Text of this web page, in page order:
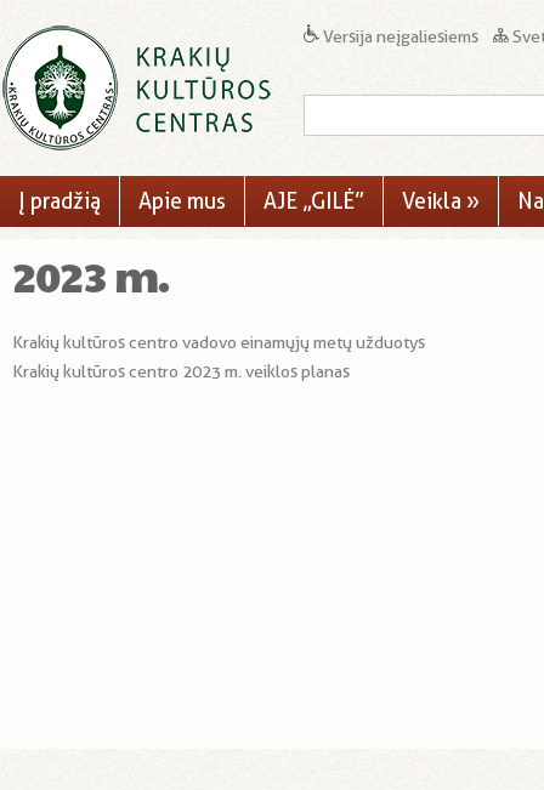
Versija neįgaliesiems
Į pradžią Apie mus AJE „GILĖ” Veikla »
2023 m.
Krakių kultūros centro vadovo einamųjų metų užduotys
Krakių kultūros centro 2023 m. veiklos planas